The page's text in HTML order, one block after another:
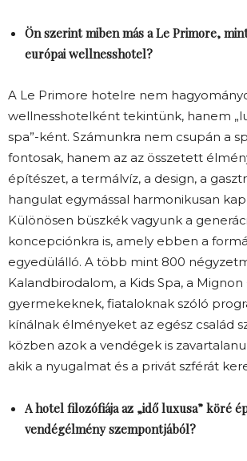
Ön szerint miben más a Le Primore,
európai wellnesshotel?
A Le Primore hotelre nem
wellnesshotelként tekintünk, hanem
spa”-ként. Számunkra nem csupán a
fontosak, hanem az az összetett
építészet, a termálvíz, a design, a
hangulat egymással harmonikusan
Különösen büszkék vagyunk a
koncepciónkra is, amely ebben a
egyedülálló. A több mint 800
Kalandbirodalom, a Kids Spa, a Mignon
gyermekeknek, fiataloknak szóló
kínálnak élményeket az egész család
közben azok a vendégek is
akik a nyugalmat és a privát szférát
A hotel filozófiája az „idő luxusa” köré
vendégélmény szempontjából?